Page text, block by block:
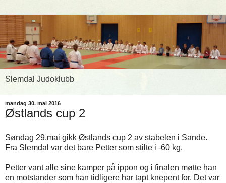
Slemdal Judoklubb
mandag 30. mai 2016
Østlands cup 2
Søndag 29.mai gikk Østlands cup 2 av stabelen i Sande.
Fra Slemdal var det bare Petter som stilte i -60 kg.
Petter vant alle sine kamper på ippon og i finalen møtte han
en motstander som han tidligere har tapt knepent for. Det var